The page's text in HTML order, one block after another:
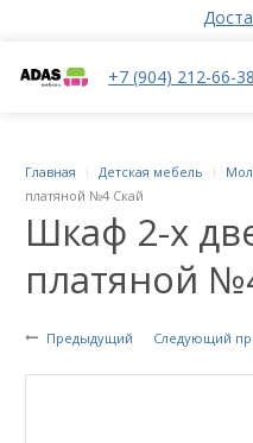
+7 (904) 212-66-38
Шкаф 2-х
платяной
Предыдущий Следующий
Главная Детская мебель
платяной №4 Скай